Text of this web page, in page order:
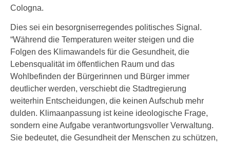
Cologna.
Dies sei ein besorgniserregendes politisches Signal.
“Während die Temperaturen weiter steigen und die
Folgen des Klimawandels für die Gesundheit, die
Lebensqualität im öffentlichen Raum und das
Wohlbefinden der Bürgerinnen und Bürger immer
deutlicher werden, verschiebt die Stadtregierung
weiterhin Entscheidungen, die keinen Aufschub mehr
dulden. Klimaanpassung ist keine ideologische Frage,
sondern eine Aufgabe verantwortungsvoller Verwaltung.
Sie bedeutet, die Gesundheit der Menschen zu schützen,